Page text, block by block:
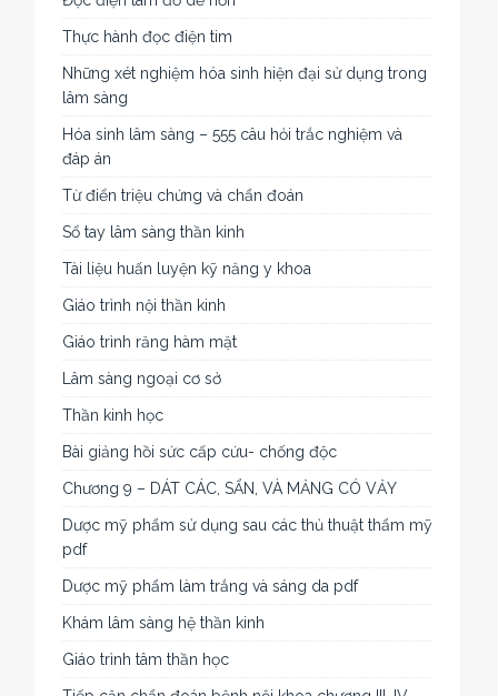
Thực hành đọc điện tim
Những xét nghiệm hóa sinh hiện đại sử dụng trong
lâm sàng
Hóa sinh lâm sàng – 555 câu hỏi trắc nghiệm và
đáp án
Từ điển triệu chứng và chẩn đoán
Sổ tay lâm sàng thần kinh
Tài liệu huấn luyện kỹ năng y khoa
Giáo trình nội thần kinh
Giáo trình răng hàm mặt
Lâm sàng ngoại cơ sở
Thần kinh học
Bài giảng hồi sức cấp cứu- chống độc
Chương 9 – DÁT CÁC, SẨN, VÀ MẢNG CÓ VẢY
Dược mỹ phẩm sử dụng sau các thủ thuật thẩm mỹ
pdf
Dược mỹ phẩm làm trắng và sáng da pdf
Khám lâm sàng hệ thần kinh
Giáo trình tâm thần học